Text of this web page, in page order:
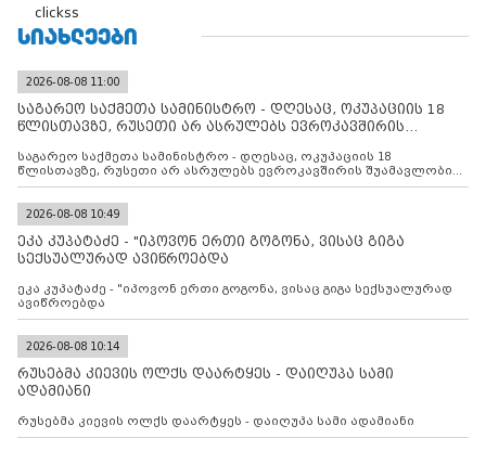
clickss
ᲡᲘᲐᲮᲚᲔᲔᲑᲘ
2026-08-08 11:00
საგარეო საქმეთა სამინისტრო - დღესაც, ოკუპაციის 18
წლისთავზე, რუსეთი არ ასრულებს ევროკავშირის
საგარეო საქმეთა სამინისტრო - დღესაც, ოკუპაციის 18
წლისთავზე, რუსეთი არ ასრულებს ევროკავშირის შუამავლობით
დადებულ 2008 წლის 12 აგვისტოს ცეცხლის შეწყვეტის
კონტროლს ოკუპირებულ რეგიონებში, აგრძელებს მათი
მილიტარიზაციის პროცესს და აქტიურად დგამს ნაბიჯებს მათი
ფაქტობრივი ანექსიისკენ
2026-08-08 10:49
ეკა კუპატაძე - "იპოვონ ერთი გოგონა, ვისაც გიგა
სექსუალურად ავიწროებდა
ეკა კუპატაძე - "იპოვონ ერთი გოგონა, ვისაც გიგა სექსუალურად
ავიწროებდა
2026-08-08 10:14
რუსებმა კიევის ოლქს დაარტყეს - დაიღუპა სამი
ადამიანი
რუსებმა კიევის ოლქს დაარტყეს - დაიღუპა სამი ადამიანი